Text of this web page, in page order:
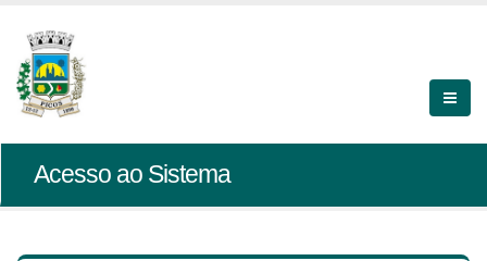
Acesso ao Sistema